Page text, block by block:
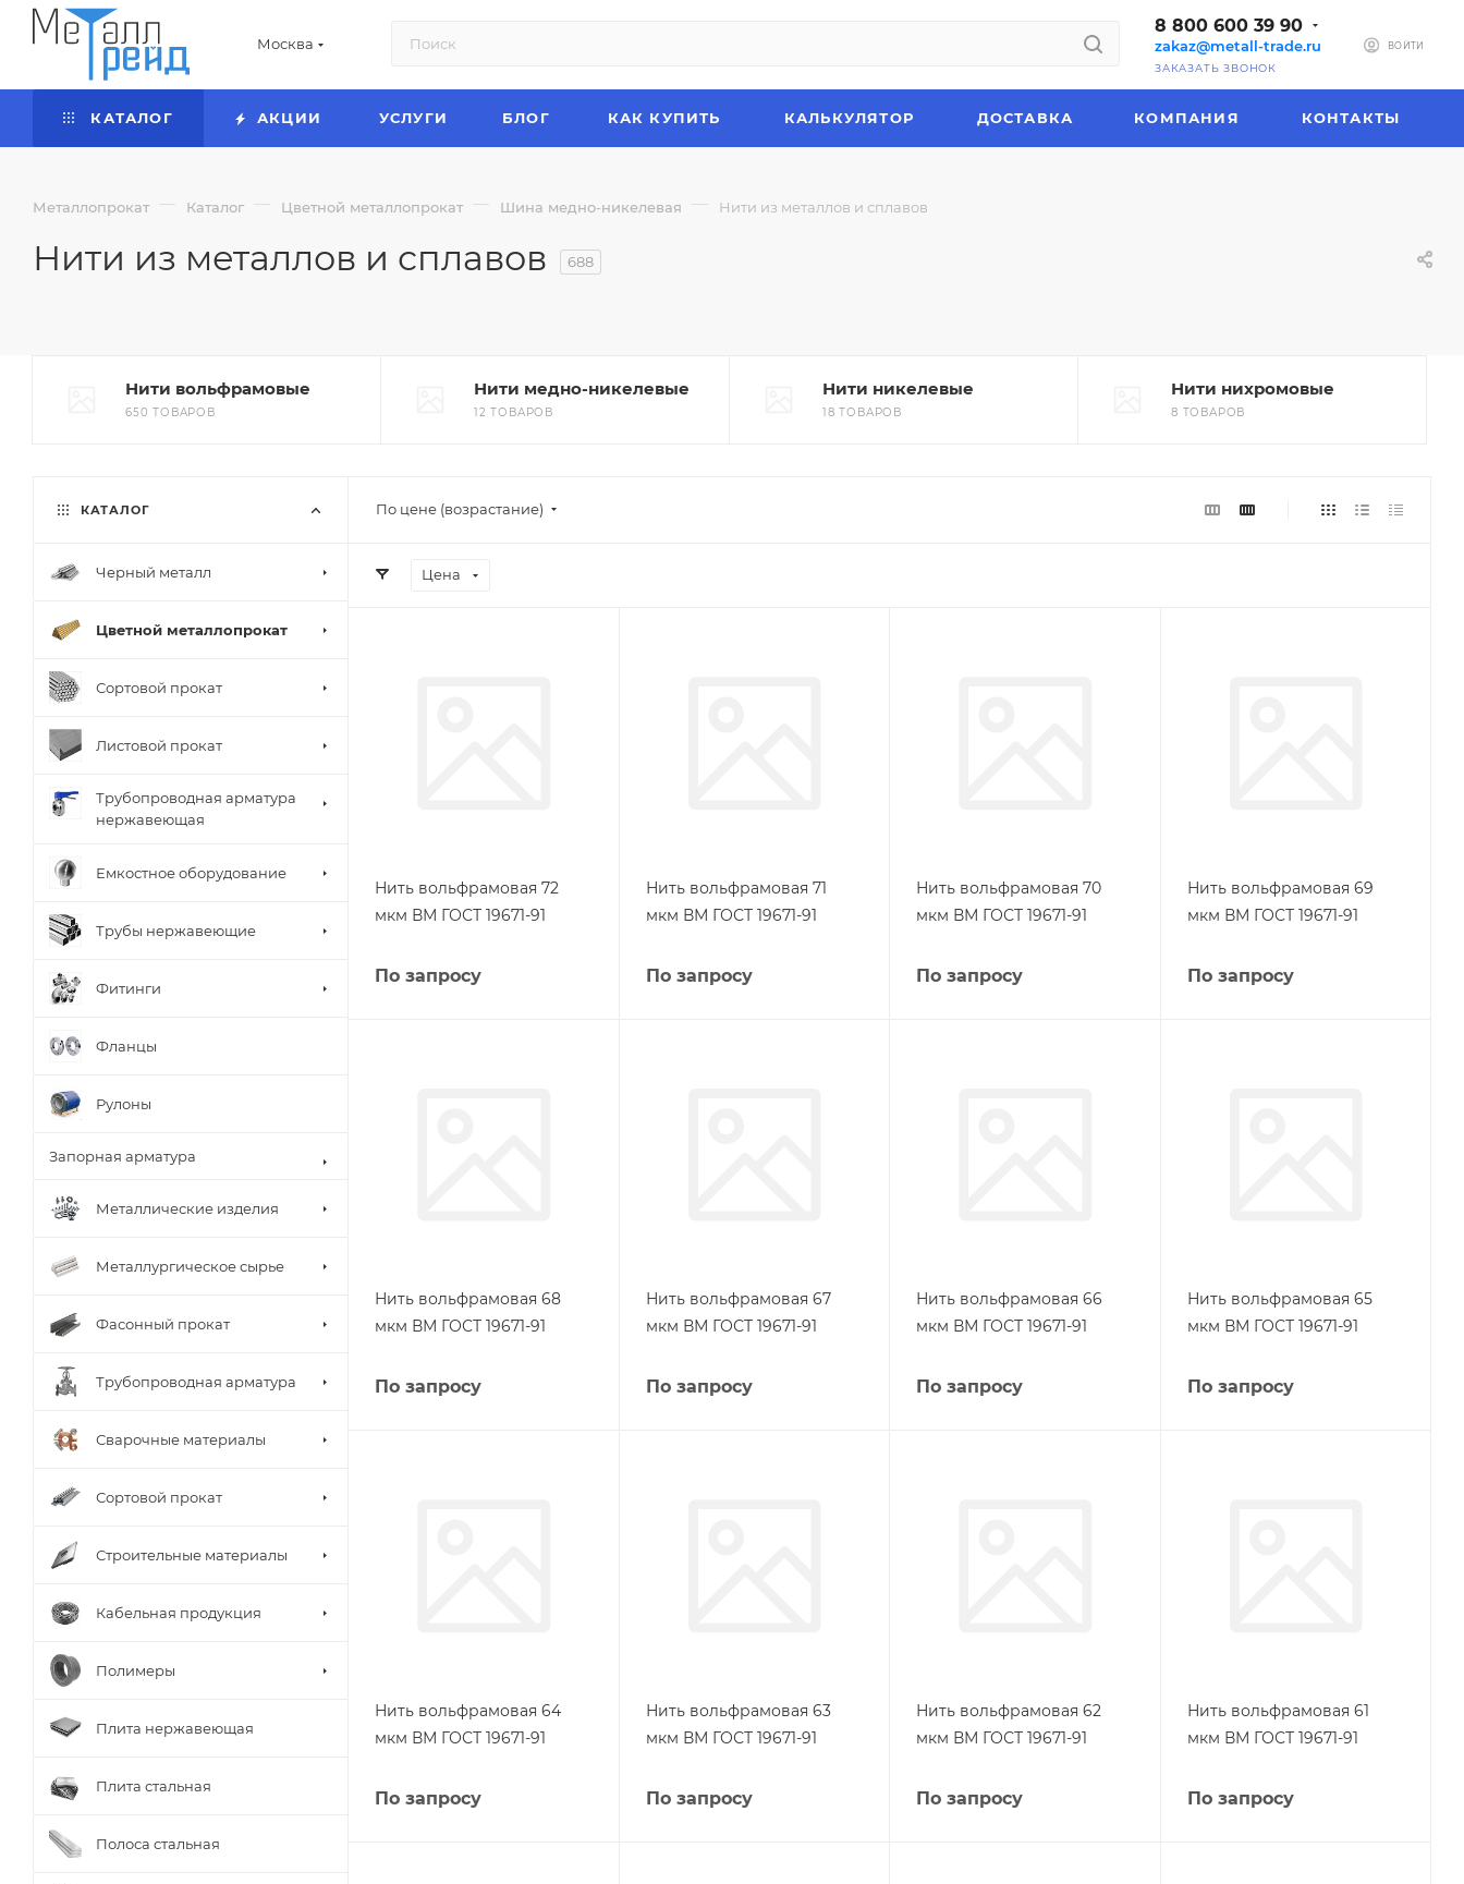
Москва
8 800 600 39 90
zakaz@metall-trade.ru
ЗАКАЗАТЬ ЗВОНОК
ВОЙТИ
КАТАЛОГ АКЦИИ УСЛУГИ БЛОГ КАК КУПИТЬ КАЛЬКУЛЯТОР ДОСТАВКА КОМПАНИЯ КОНТАКТЫ
Металлопрокат — Каталог — Цветной металлопрокат — Шина медно-никелевая — Нити из металлов и сплавов
Нити из металлов и сплавов 688
Нити вольфрамовые
650 ТОВАРОВ
Нити медно-никелевые
12 ТОВАРОВ
Нити никелевые
18 ТОВАРОВ
Нити нихромовые
8 ТОВАРОВ
По цене (возрастание)
Цена
Нить вольфрамовая 72
мкм ВМ ГОСТ 19671-91
По запросу
Нить вольфрамовая 71
мкм ВМ ГОСТ 19671-91
По запросу
Нить вольфрамовая 70
мкм ВМ ГОСТ 19671-91
По запросу
Нить вольфрамовая 69
мкм ВМ ГОСТ 19671-91
По запросу
Нить вольфрамовая 68
мкм ВМ ГОСТ 19671-91
По запросу
Нить вольфрамовая 67
мкм ВМ ГОСТ 19671-91
По запросу
Нить вольфрамовая 66
мкм ВМ ГОСТ 19671-91
По запросу
Нить вольфрамовая 65
мкм ВМ ГОСТ 19671-91
По запросу
Нить вольфрамовая 64
мкм ВМ ГОСТ 19671-91
По запросу
Нить вольфрамовая 63
мкм ВМ ГОСТ 19671-91
По запросу
Нить вольфрамовая 62
мкм ВМ ГОСТ 19671-91
По запросу
Нить вольфрамовая 61
мкм ВМ ГОСТ 19671-91
По запросу
КАТАЛОГ
Черный металл
Цветной металлопрокат
Сортовой прокат
Листовой прокат
Трубопроводная арматура
нержавеющая
Емкостное оборудование
Трубы нержавеющие
Фитинги
Фланцы
Рулоны
Запорная арматура
Металлические изделия
Металлургическое сырье
Фасонный прокат
Трубопроводная арматура
Сварочные материалы
Сортовой прокат
Строительные материалы
Кабельная продукция
Полимеры
Плита нержавеющая
Плита стальная
Полоса стальная